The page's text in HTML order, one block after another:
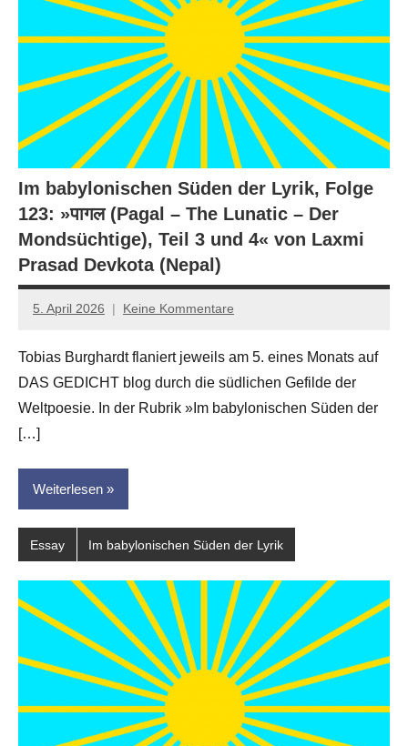
Im babylonischen Süden der Lyrik, Folge
123: »पागल (Pagal – The Lunatic – Der
Mondsüchtige), Teil 3 und 4« von Laxmi
Prasad Devkota (Nepal)
5. April 2026
Jan-
Hornauer
für
dasgedichtblog
Keine Kommentare
Tobias Burghardt flaniert jeweils am 5. eines Monats auf
DAS GEDICHT blog durch die südlichen Gefilde der
Weltpoesie. In der Rubrik »Im babylonischen Süden der
[…]
Weiterlesen
Essay Im babylonischen Süden der Lyrik